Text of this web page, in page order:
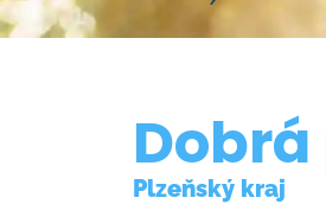
Plzeňský kraj